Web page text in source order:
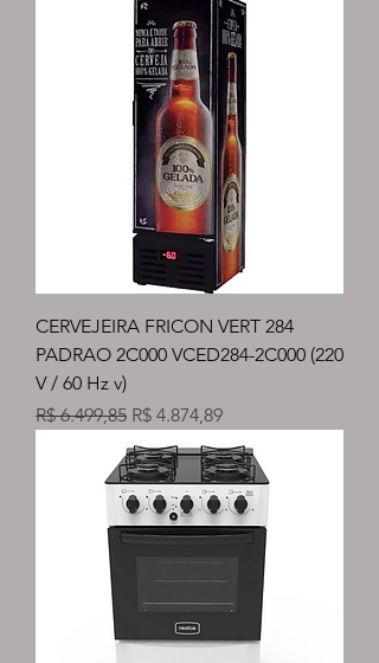
CERVEJEIRA FRICON VERT 284
PADRAO 2C000 VCED284-2C000 (220
V / 60 Hz v)
Preço normal
R$ 6.499,85 Preço promocional
R$ 4.874,89